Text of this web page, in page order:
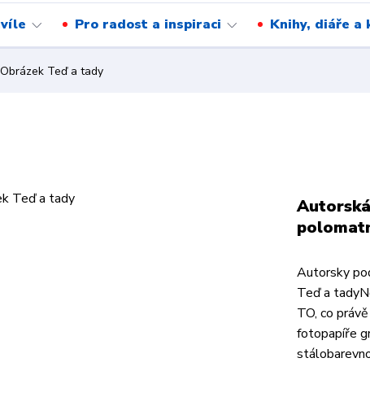
Pro radost a inspiraci Knihy, diáře a
Obrázek Teď a tady
Autorsky
Teď a
TO, co
fotopapíře